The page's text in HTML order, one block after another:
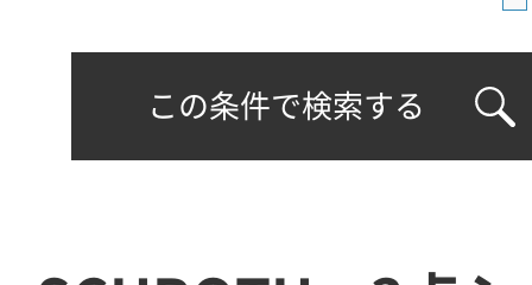
この条件で検索する